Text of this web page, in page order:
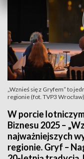
„Wznieś się z Gryfem” to
regionie (fot. TVP3 Wrocław)
W porcie
Biznesu 2025 –
najważniejszych
regionie. Gryf –